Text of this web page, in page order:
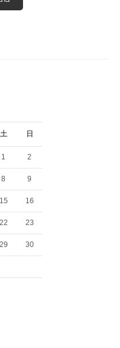
土 日
1 2
8 9
15 16
22 23
29 30